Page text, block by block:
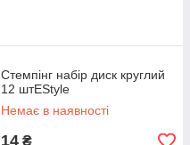
Стемпінг набір диск круглий
12 штEStyle
Немає в наявності
14 ₴